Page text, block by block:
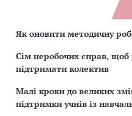
Як оновити методичну
Сім неробочих справ, щоб
підтримати колектив
Малі кроки до великих
підтримки учнів із